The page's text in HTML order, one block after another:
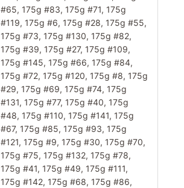
#65, 175g #83, 175g #71, 175g
#119, 175g #6, 175g #28, 175g #55,
175g #73, 175g #130, 175g #82,
175g #39, 175g #27, 175g #109,
175g #145, 175g #66, 175g #84,
175g #72, 175g #120, 175g #8, 175g
#29, 175g #69, 175g #74, 175g
#131, 175g #77, 175g #40, 175g
#48, 175g #110, 175g #141, 175g
#67, 175g #85, 175g #93, 175g
#121, 175g #9, 175g #30, 175g #70,
175g #75, 175g #132, 175g #78,
175g #41, 175g #49, 175g #111,
175g #142, 175g #68, 175g #86,